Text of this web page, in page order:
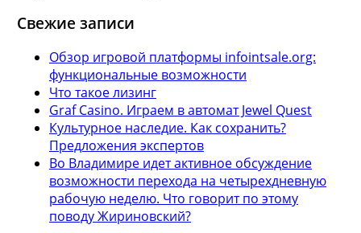
Свежие записи
Обзор игровой платформы infointsale.org:
функциональные возможности
Что такое лизинг
Graf Casino. Играем в автомат Jewel Quest
Культурное наследие. Как сохранить?
Предложения экспертов
Во Владимире идет активное обсуждение
возможности перехода на четырехдневную
рабочую неделю. Что говорит по этому
поводу Жириновский?